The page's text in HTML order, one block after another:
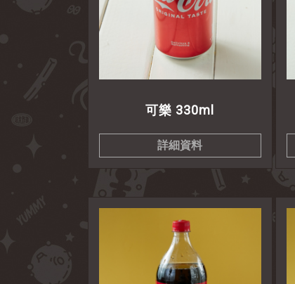
可樂 330ml
詳細資料